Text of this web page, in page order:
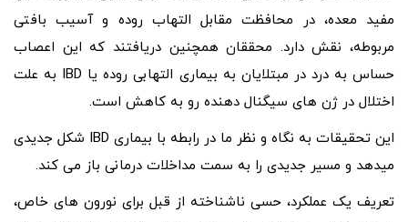
مفید معده، در محافظت مقابل التهاب روده و آسیب بافتی
مربوطه، نقش دارد. محققان همچنین دریافتند که این اعصاب
حساس به درد در مبتلایان به بیماری التهابی روده یا IBD به علت
اختلال در ژن های سیگنال دهنده رو به کاهش است.
این تحقیقات به نگاه و نظر ما در رابطه با بیماری IBD شکل جدیدی
میدهد و مسیر جدیدی را به سمت مداخلات درمانی باز می کند.
تعریف یک عملکرد، حسی ناشناخته از قبل برای نورون های خاص،